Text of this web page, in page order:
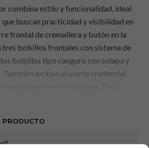
combina estilo y funcionalidad, ideal
buscan practicidad y visibilidad en
frontal de cremallera y botón en la
tres bolsillos frontales con sistema de
bolsillos tipo canguro con solapa y
También incluye un porta credencial
cuenta con bandas
y la abertura para facilitar la
o bordados completan este
PRODUCTO